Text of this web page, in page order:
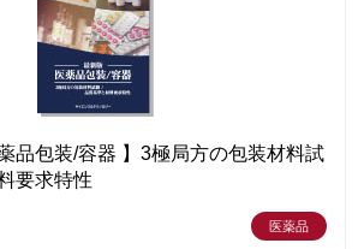
包装/容器 】3極局方の包装材料試
要求特性
医薬品